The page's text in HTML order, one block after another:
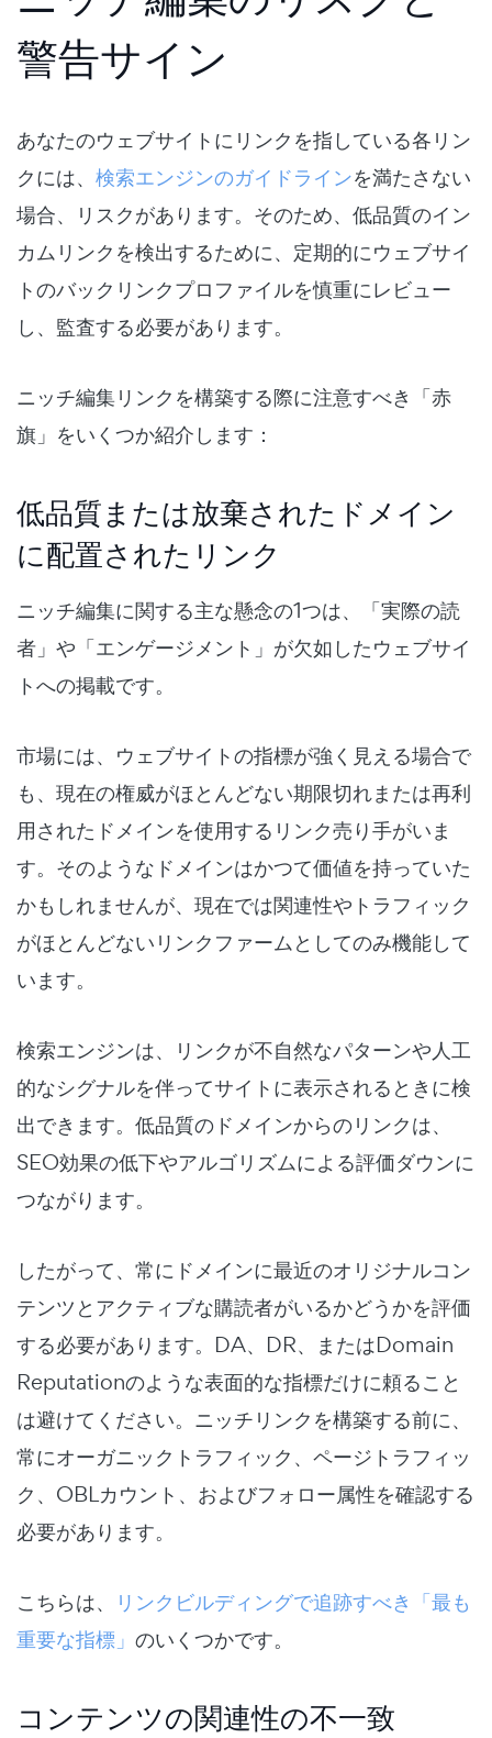
警告サイン
あなたのウェブサイトにリンクを指している各リン
クには、 検索エンジンのガイドラインを満たさない
場合、リスクがあります。そのため、低品質のイン
カムリンクを検出するために、定期的にウェブサイ
トのバックリンクプロファイルを慎重にレビュー
し、監査する必要があります。
ニッチ編集リンクを構築する際に注意すべき「赤
旗」をいくつか紹介します：
低品質または放棄されたドメイン
に配置されたリンク
ニッチ編集に関する主な懸念の1つは、「実際の読
者」や「エンゲージメント」が欠如したウェブサイ
トへの掲載です。
市場には、ウェブサイトの指標が強く見える場合で
も、現在の権威がほとんどない期限切れまたは再利
用されたドメインを使用するリンク売り手がいま
す。そのようなドメインはかつて価値を持っていた
かもしれませんが、現在では関連性やトラフィック
がほとんどないリンクファームとしてのみ機能して
います。
検索エンジンは、リンクが不自然なパターンや人工
的なシグナルを伴ってサイトに表示されるときに検
出できます。低品質のドメインからのリンクは、
SEO効果の低下やアルゴリズムによる評価ダウンに
つながります。
したがって、常にドメインに最近のオリジナルコン
テンツとアクティブな購読者がいるかどうかを評価
する必要があります。DA、DR、またはDomain
Reputationのような表面的な指標だけに頼ること
は避けてください。ニッチリンクを構築する前に、
常にオーガニックトラフィック、ページトラフィッ
ク、OBLカウント、およびフォロー属性を確認する
必要があります。
こちらは、
リンクビルディングで追跡すべき「最も
重要な指標」 のいくつかです。
コンテンツの関連性の不一致